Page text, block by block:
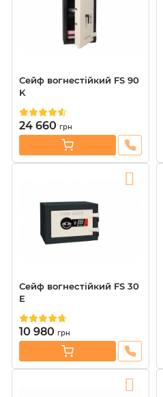
Сейф вогнестійкий FS 90
K
24 660 грн
Сейф вогнестійкий FS 30
E
10 980 грн